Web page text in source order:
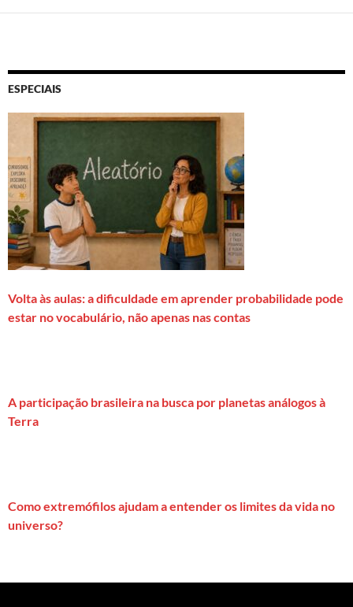
ESPECIAIS
Volta às aulas: a dificuldade em aprender probabilidade pode
estar no vocabulário, não apenas nas contas
A participação brasileira na busca por planetas análogos à
Terra
Como extremófilos ajudam a entender os limites da vida no
universo?